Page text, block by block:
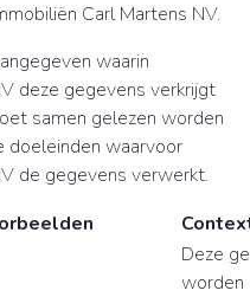
Carl Martens NV.
waarin
deze gegevens verkrijgt
samen gelezen worden
doeleinden waarvoor
de gegevens verwerkt.
Deze
worden